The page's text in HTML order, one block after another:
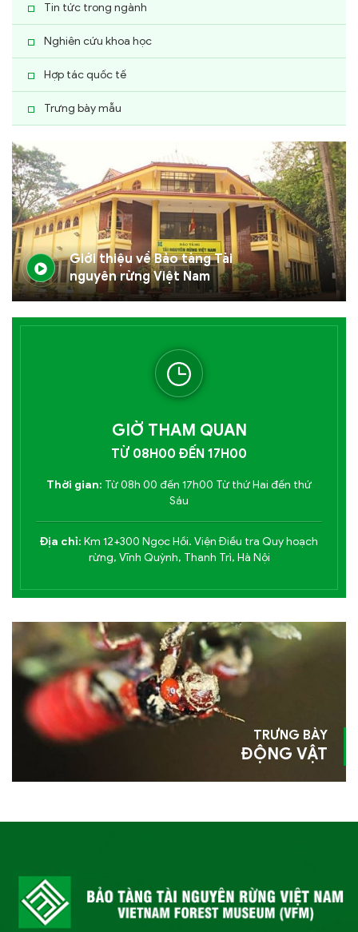
Tin tức trong ngành
Nghiên cứu khoa học
Hợp tác quốc tế
Trưng bày mẫu
Giới thiệu về Bảo tàng Tài
nguyên rừng Việt Nam
GIỜ THAM QUAN
TỪ 08H00 ĐẾN 17H00
Thời gian: Từ 08h 00 đến 17h00 Từ thứ Hai đến thứ
Sáu
Địa chỉ: Km 12+300 Ngọc Hồi. Viện Điều tra Quy hoạch
rừng, Vĩnh Quỳnh, Thanh Trì, Hà Nội
TRƯNG BÀY
ĐỘNG VẬT